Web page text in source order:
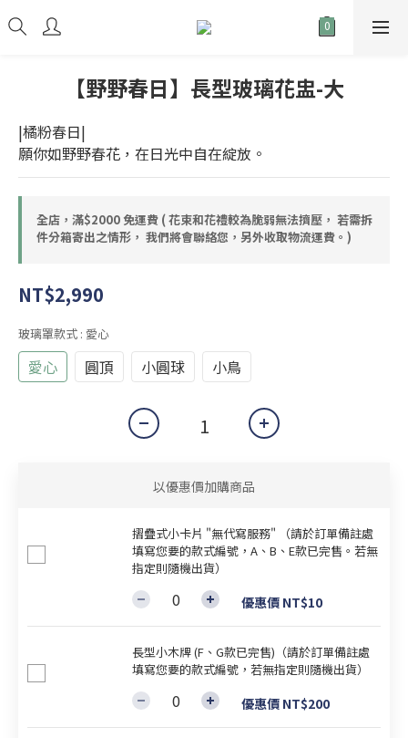
【野野春日】長型玻璃花盅-大
|橘粉春日|
願你如野野春花，在日光中自在綻放。
全店，滿$2000 免運費 ( 花束和花禮較為脆弱無法擠壓， 若需拆
件分箱寄出之情形， 我們將會聯絡您，另外收取物流運費。)
NT$2,990
玻璃罩款式 : 愛心
愛心 圓頂 小圓球 小鳥
以優惠價加購商品
摺疊式小卡片 "無代寫服務" （請於訂單備註處
填寫您要的款式編號，A、B、E款已完售。若無
指定則隨機出貨）
優惠價 NT$10
長型小木牌 (F、G款已完售)（請於訂單備註處
填寫您要的款式編號，若無指定則隨機出貨）
優惠價 NT$200